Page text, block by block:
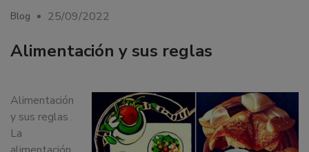
Barcelona.
Mejoramos
la
nutrición
personas
y
también
Blog 25/09/2022
Alimentación y sus reglas
Alimentación
y sus reglas .
La